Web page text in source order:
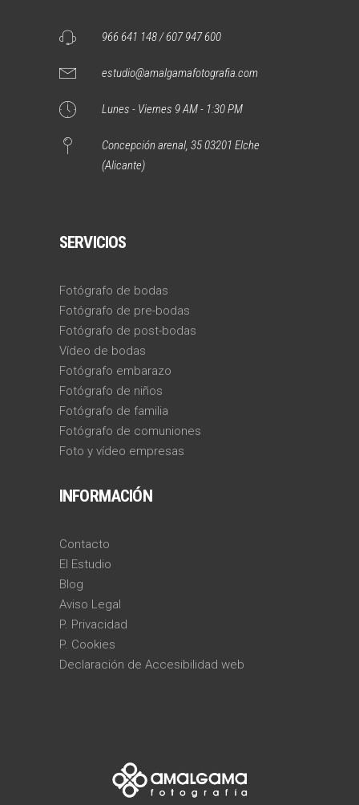
966 641 148 / 607 947 600
estudio@amalgamafotografia.com
Lunes - Viernes 9 AM - 1:30 PM
Concepción arenal, 35 03201 Elche
(Alicante)
SERVICIOS
Fotógrafo de bodas
Fotógrafo de pre-bodas
Fotógrafo de post-bodas
Vídeo de bodas
Fotógrafo embarazo
Fotógrafo de niños
Fotógrafo de familia
Fotógrafo de comuniones
Foto y vídeo empresas
INFORMACIÓN
Contacto
El Estudio
Blog
Aviso Legal
P. Privacidad
P. Cookies
Declaración de Accesibilidad web